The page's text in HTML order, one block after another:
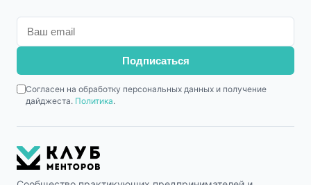
Подписаться
Согласен на обработку персональных данных и получение
дайджеста. Политика.